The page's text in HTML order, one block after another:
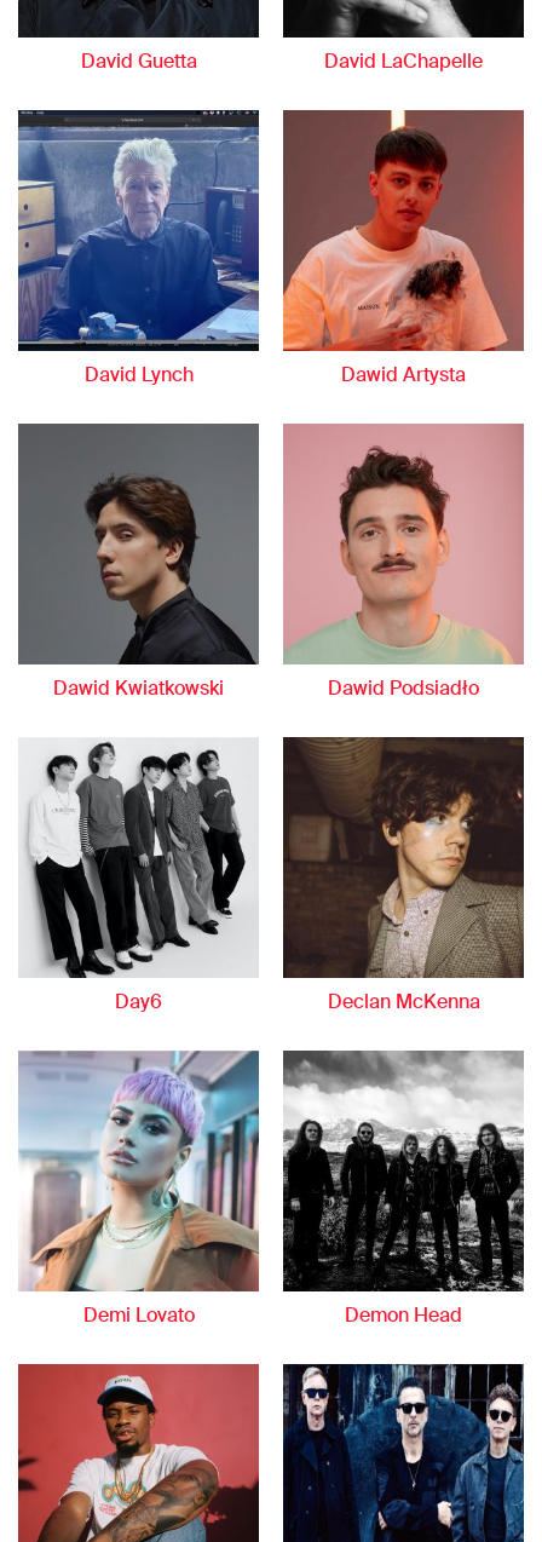
David Guetta David LaChapelle
David Lynch Dawid Artysta
Dawid Kwiatkowski Dawid Podsiadło
Day6 Declan McKenna
Demi Lovato Demon Head